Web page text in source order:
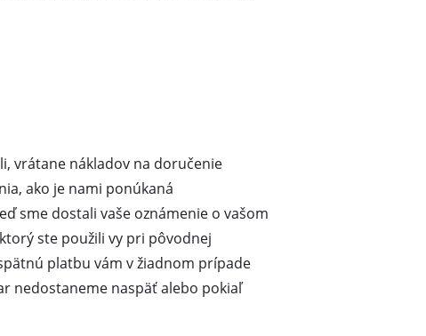
vrátane nákladov na doručenie
ako je nami ponúkaná
sme dostali vaše oznámenie o vašom
ste použili vy pri pôvodnej
platbu vám v žiadnom prípade
nedostaneme naspäť alebo pokiaľ